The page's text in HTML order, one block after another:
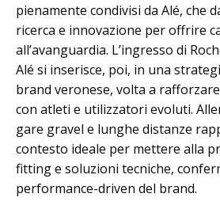
pienamente condivisi da Alé, che
ricerca e innovazione per offrire
all’avanguardia. L’ingresso di
Alé si inserisce, poi, in una
brand veronese, volta a
con atleti e utilizzatori evoluti.
gare gravel e lunghe distanze
contesto ideale per mettere alla
fitting e soluzioni tecniche,
performance-driven del brand.